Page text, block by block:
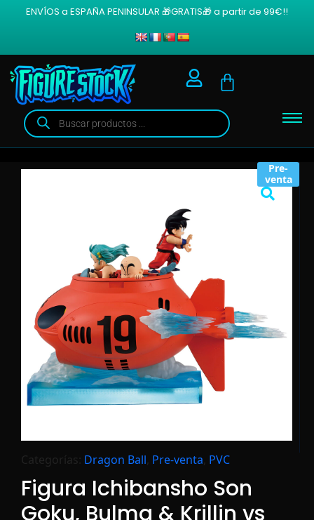
ENVÍOS a ESPAÑA PENINSULAR 🎁GRATIS🎁 a partir de 99€!!
Pre-
venta
Categorías: Dragon Ball Pre-venta PVC
Figura Ichibansho Son
Goku, Bulma & Krillin vs